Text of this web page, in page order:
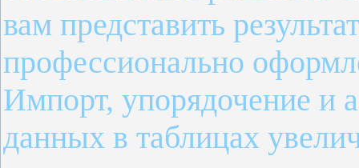
вам представить
профессионально
Импорт, упорядочение и
данных в таблицах